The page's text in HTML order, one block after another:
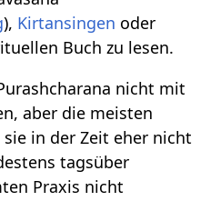
), Kirtansingen oder
Buch zu lesen.
nicht mit
aber die meisten
sie in der Zeit eher nicht
tagsüber
Praxis nicht